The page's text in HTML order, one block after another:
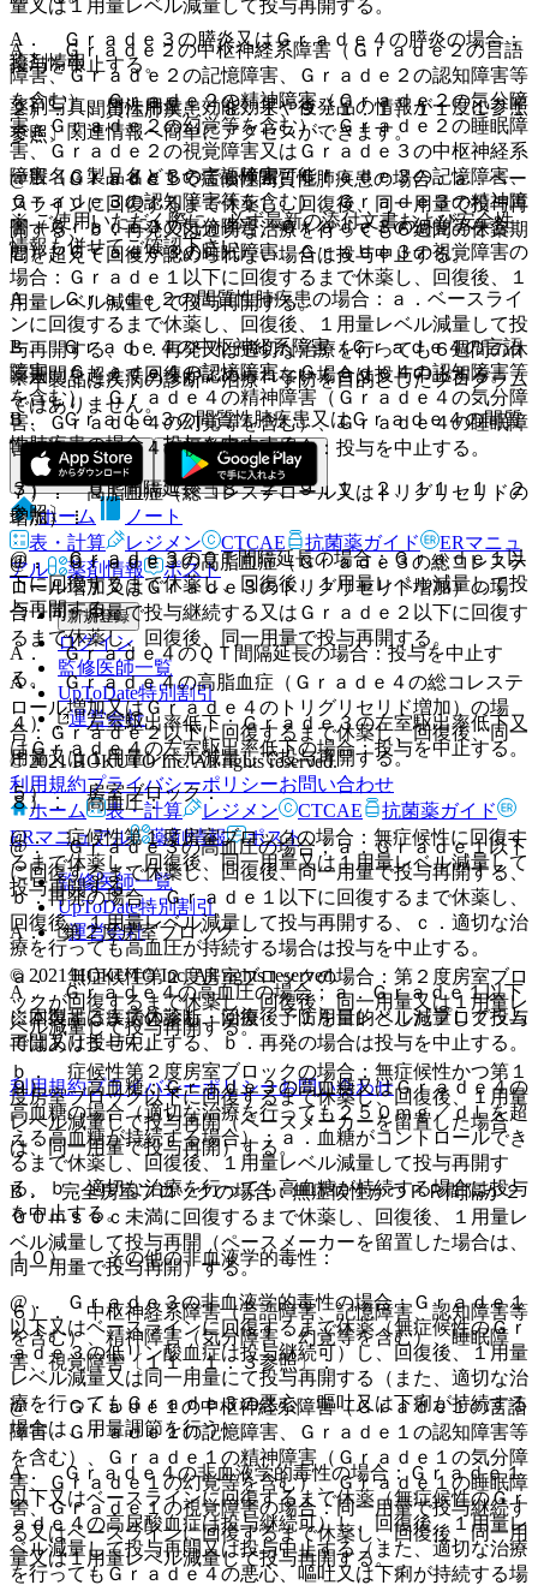
量又は１用量レベル減量して投与再開する。
A． Ｇｒａｄｅ２の中枢神経系障害（Ｇｒａｄｅ２の言語
障害、Ｇｒａｄｅ２の記憶障害、Ｇｒａｄｅ２の認知障害等
を含む）、Ｇｒａｄｅ２の精神障害（Ｇｒａｄｅ２の気分障
害、Ｇｒａｄｅ２の幻覚等を含む）、Ｇｒａｄｅ２の睡眠障
害、Ｇｒａｄｅ２の視覚障害又はＧｒａｄｅ３の中枢神経系
障害（Ｇｒａｄｅ３の言語障害、Ｇｒａｄｅ３の記憶障害、
Ｇｒａｄｅ３の認知障害等を含む）、Ｇｒａｄｅ３の精神障
害（Ｇｒａｄｅ３の気分障害、Ｇｒａｄｅ３の幻覚等を含
む）、Ｇｒａｄｅ３の睡眠障害、Ｇｒａｄｅ３の視覚障害の
場合：Ｇｒａｄｅ１以下に回復するまで休薬し、回復後、１
用量レベル減量して投与再開する。
B． Ｇｒａｄｅ４の中枢神経系障害（Ｇｒａｄｅ４の言語
障害、Ｇｒａｄｅ４の記憶障害、Ｇｒａｄｅ４の認知障害等
を含む）、Ｇｒａｄｅ４の精神障害（Ｇｒａｄｅ４の気分障
害、Ｇｒａｄｅ４の幻覚等を含む）、Ｇｒａｄｅ４の睡眠障
害、Ｇｒａｄｅ４の視覚障害の場合：投与を中止する。
７）． 高脂血症（総コレステロール又はトリグリセリドの
増加）：
@． Ｇｒａｄｅ３の高脂血症（Ｇｒａｄｅ３の総コレステ
ロール増加又はＧｒａｄｅ３のトリグリセリド増加）の場
合：同一用量で投与継続する又はＧｒａｄｅ２以下に回復す
るまで休薬し、回復後、同一用量で投与再開する。
A． Ｇｒａｄｅ４の高脂血症（Ｇｒａｄｅ４の総コレステ
ロール増加又はＧｒａｄｅ４のトリグリセリド増加）の場
合：Ｇｒａｄｅ２以下に回復するまで休薬し、回復後、同一
用量又は１用量レベル減量して投与再開する。
８）． 高血圧：
@． Ｇｒａｄｅ３の高血圧の場合；ａ．Ｇｒａｄｅ１以下
に回復するまで休薬し、回復後、同一用量で投与再開する、
ｂ．再発の場合、Ｇｒａｄｅ１以下に回復するまで休薬し、
回復後、１用量レベル減量して投与再開する、ｃ．適切な治
療を行っても高血圧が持続する場合は投与を中止する。
A． Ｇｒａｄｅ４の高血圧の場合；ａ．Ｇｒａｄｅ１以下
に回復するまで休薬し、回復後、１用量レベル減量して投与
再開又は投与中止する、ｂ．再発の場合は投与を中止する。
９）． 高血糖：Ｇｒａｄｅ３の高血糖又はＧｒａｄｅ４の
高血糖の場合（適切な治療を行っても２５０ｍｇ／ｄＬを超
える高血糖が持続する場合）；ａ．血糖がコントロールでき
るまで休薬し、回復後、１用量レベル減量して投与再開す
る、ｂ．適切な治療を行っても高血糖が持続する場合は投与
を中止する。
１０）． その他の非血液学的毒性：
@． Ｇｒａｄｅ３の非血液学的毒性の場合：Ｇｒａｄｅ１
以下又はベースラインに回復するまで休薬（無症候性のＧｒ
ａｄｅ３の低リン酸血症は投与継続可）し、回復後、１用量
レベル減量又は同一用量にて投与再開する（また、適切な治
療を行ってもＧｒａｄｅ３の悪心、嘔吐又は下痢が持続する
場合は、用量調節を行う）。
A． Ｇｒａｄｅ４の非血液学的毒性の場合：Ｇｒａｄｅ１
以下又はベースラインに回復するまで休薬（無症候性のＧｒ
ａｄｅ４の高尿酸血症は投与継続可）し、回復後、１用量レ
ベル減量して投与再開又は投与中止する（また、適切な治療
を行ってもＧｒａｄｅ４の悪心、嘔吐又は下痢が持続する場
A． Ｇｒａｄｅ３の膵炎又はＧｒａｄｅ４の膵炎の場合：
投与を中止する。
２）． 間質性肺疾患〔８．１、９．１．１、１１．１．１
参照〕：
@． Ｇｒａｄｅ１で症候性間質性肺疾患の場合：ａ．ベー
スラインに回復するまで休薬し、回復後、同一用量で投与再
開する、ｂ．再発又は適切な治療を行っても６週間の休薬期
間を超えて回復が認められない場合は投与中止する。
A． Ｇｒａｄｅ２の間質性肺疾患の場合：ａ．ベースライ
ンに回復するまで休薬し、回復後、１用量レベル減量して投
与再開する、ｂ．再発又は適切な治療を行っても６週間の休
薬期間を超えて回復が認められない場合は投与中止する。
B． Ｇｒａｄｅ３の間質性肺疾患又はＧｒａｄｅ４の間質
性肺疾患の場合：投与を中止する。
３）． ＱＴ間隔延長〔８．２、９．１．２、１１．１．２
参照〕：
@． Ｇｒａｄｅ３のＱＴ間隔延長の場合：Ｇｒａｄｅ１以
下に回復するまで休薬し、回復後、１用量レベル減量して投
与再開する。
A． Ｇｒａｄｅ４のＱＴ間隔延長の場合：投与を中止す
る。
４）． 左室駆出率低下：Ｇｒａｄｅ３の左室駆出率低下又
はＧｒａｄｅ４の左室駆出率低下の場合：投与を中止する。
５）． 房室ブロック：
@． 症候性第１度房室ブロックの場合：無症候性に回復す
るまで休薬し、回復後、同一用量又は１用量レベル減量して
投与再開する。
A． 第２度房室ブロック：
ａ． 無症候性第２度房室ブロックの場合：第２度房室ブロ
ックが回復するまで休薬し、回復後、同一用量又は１用量レ
ベル減量して投与再開する。
ｂ． 症候性第２度房室ブロックの場合：無症候性かつ第１
度房室ブロック以下に回復するまで休薬し、回復後、１用量
レベル減量して投与再開（ペースメーカーを留置した場合
は、同一用量で投与再開）する。
B． 完全房室ブロックの場合：無症候性かつＰＲ間隔が２
００ｍｓｅｃ未満に回復するまで休薬し、回復後、１用量レ
ベル減量して投与再開（ペースメーカーを留置した場合は、
同一用量で投与再開）する。
６）． 中枢神経系障害（言語障害、記憶障害、認知障害等
を含む）、精神障害（気分障害、幻覚等を含む）、睡眠障
害、視覚障害〔１１．１．３参照〕：
@． Ｇｒａｄｅ１の中枢神経系障害（Ｇｒａｄｅ１の言語
障害、Ｇｒａｄｅ１の記憶障害、Ｇｒａｄｅ１の認知障害等
を含む）、Ｇｒａｄｅ１の精神障害（Ｇｒａｄｅ１の気分障
害、Ｇｒａｄｅ１の幻覚等を含む）、Ｇｒａｄｅ１の睡眠障
害、Ｇｒａｄｅ１の視覚障害の場合：同一用量で投与継続す
る又はベースラインに回復するまで休薬し、回復後、同一用
量又は１用量レベル減量して投与再開する。
薬剤情報
薬剤写真、用法用量、効能効果や後発品の情報が一度に参照
でき、関連情報へ簡単にアクセスができます。
一般名、製品名どちらでも検索可能！
※ ご使用いただく際に、必ず最新の添付文書および安全性
情報も併せてご確認下さい。
※本製品は疾病の診断・治療・予防を目的としたプログラム
ではありません。
ホーム
ノート
表・計算
レジメン CTCAE 抗菌薬ガイド
ERマニュ
アル
薬剤情報 ポスト
新規登録
ログイン
監修医師一覧
UpToDate特別割引
運営会社
© 2021 HOKUTO Inc. All rights reserved.
利用規約プライバシーポリシーお問い合わせ
ホーム
表・計算 レジメン CTCAE
抗菌薬ガイド
ERマニュアル
薬剤情報 ポスト
監修医師一覧
UpToDate特別割引
運営会社
© 2021 HOKUTO Inc. All rights reserved.
※本製品は疾病の診断・治療・予防を目的としたプログラム
ではありません。
利用規約プライバシーポリシーお問い合わせ